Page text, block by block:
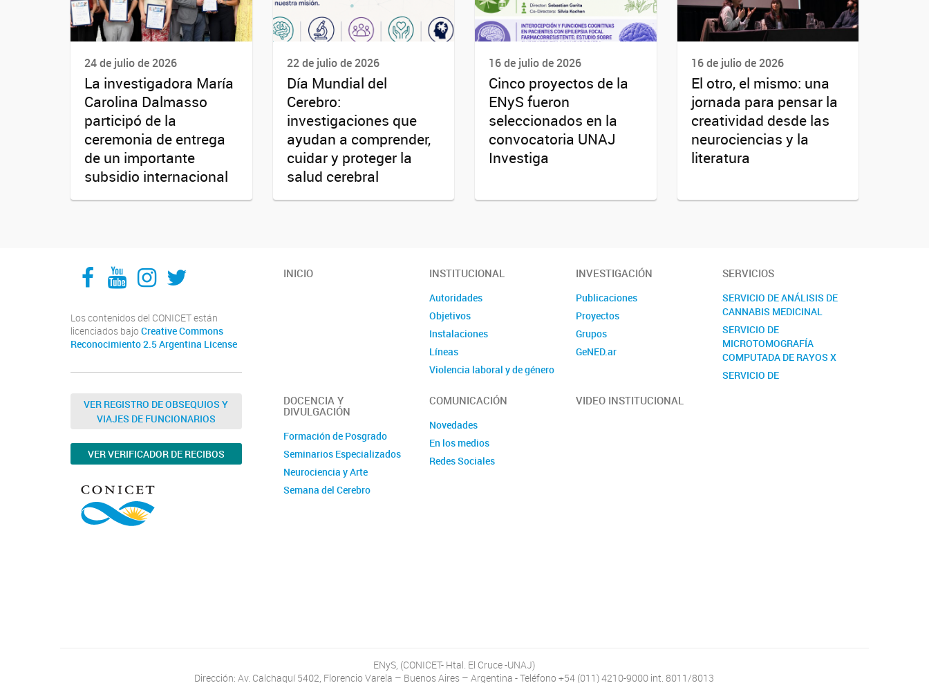
24 de julio de 2026
La investigadora María
Carolina Dalmasso
participó de la
ceremonia de entrega
de un importante
subsidio internacional
22 de julio de 2026
Día Mundial del
Cerebro:
investigaciones que
ayudan a comprender,
cuidar y proteger la
salud cerebral
16 de julio de 2026
Cinco proyectos de la
ENyS fueron
seleccionados en la
convocatoria UNAJ
Investiga
16 de julio de 2026
El otro, el mismo: una
jornada para pensar la
creatividad desde las
neurociencias y la
literatura
Facebook
YouTube
Instagram
Twitter
Los contenidos del CONICET están
licenciados bajo Creative Commons
Reconocimiento 2.5 Argentina License
VER REGISTRO DE OBSEQUIOS Y
VIAJES DE FUNCIONARIOS
VER VERIFICADOR DE RECIBOS
INICIO INSTITUCIONAL
Autoridades
Objetivos
Instalaciones
Líneas
Violencia laboral y de género
INVESTIGACIÓN
Publicaciones
Proyectos
Grupos
GeNED.ar
SERVICIOS
SERVICIO DE ANÁLISIS DE
CANNABIS MEDICINAL
SERVICIO DE
MICROTOMOGRAFÍA
COMPUTADA DE RAYOS X
SERVICIO DE
DOCENCIA Y
DIVULGACIÓN
Formación de Posgrado
Seminarios Especializados
Neurociencia y Arte
Semana del Cerebro
COMUNICACIÓN
Novedades
En los medios
Redes Sociales
VIDEO INSTITUCIONAL
ENyS, (CONICET- Htal. El Cruce -UNAJ)
Dirección: Av. Calchaquí 5402, Florencio Varela – Buenos Aires – Argentina - Teléfono +54 (011) 4210-9000 int. 8011/8013